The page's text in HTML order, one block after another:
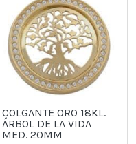
COLGANTE ORO 18KL.
ÁRBOL DE LA VIDA
MED. 20MM